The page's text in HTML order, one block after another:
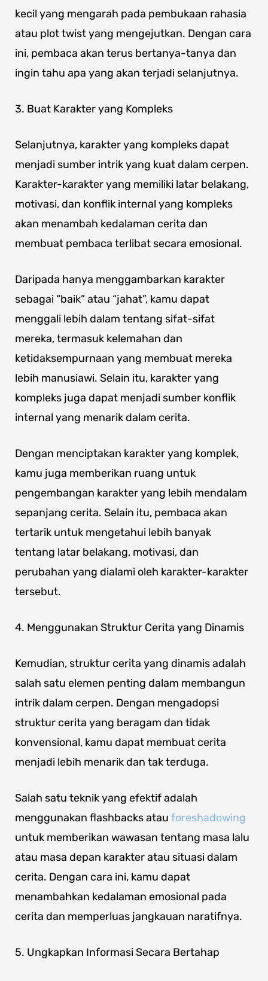
kecil yang mengarah pada pembukaan rahasia
atau plot twist yang mengejutkan. Dengan cara
ini, pembaca akan terus bertanya-tanya dan
ingin tahu apa yang akan terjadi selanjutnya.
3. Buat Karakter yang Kompleks
Selanjutnya, karakter yang kompleks dapat
menjadi sumber intrik yang kuat dalam cerpen.
Karakter-karakter yang memiliki latar belakang,
motivasi, dan konflik internal yang kompleks
akan menambah kedalaman cerita dan
membuat pembaca terlibat secara emosional.
Daripada hanya menggambarkan karakter
sebagai “baik” atau “jahat”, kamu dapat
menggali lebih dalam tentang sifat-sifat
mereka, termasuk kelemahan dan
ketidaksempurnaan yang membuat mereka
lebih manusiawi. Selain itu, karakter yang
kompleks juga dapat menjadi sumber konflik
internal yang menarik dalam cerita.
Dengan menciptakan karakter yang komplek,
kamu juga memberikan ruang untuk
pengembangan karakter yang lebih mendalam
sepanjang cerita. Selain itu, pembaca akan
tertarik untuk mengetahui lebih banyak
tentang latar belakang, motivasi, dan
perubahan yang dialami oleh karakter-karakter
tersebut.
4. Menggunakan Struktur Cerita yang Dinamis
Kemudian, struktur cerita yang dinamis adalah
salah satu elemen penting dalam membangun
intrik dalam cerpen. Dengan mengadopsi
struktur cerita yang beragam dan tidak
konvensional, kamu dapat membuat cerita
menjadi lebih menarik dan tak terduga.
Salah satu teknik yang efektif adalah
menggunakan flashbacks atau foreshadowing
untuk memberikan wawasan tentang masa lalu
atau masa depan karakter atau situasi dalam
cerita. Dengan cara ini, kamu dapat
menambahkan kedalaman emosional pada
cerita dan memperluas jangkauan naratifnya.
5. Ungkapkan Informasi Secara Bertahap